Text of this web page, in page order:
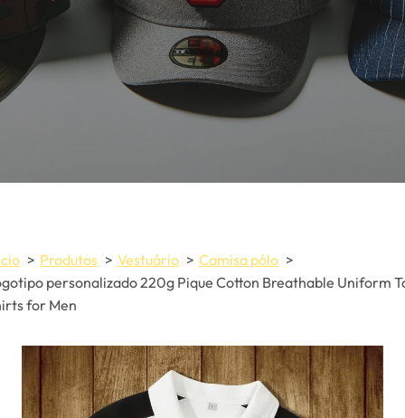
Produtos Vestuário
Camisa pólo
personalizado 220g Pique Cotton Breathable Uniform
for Men